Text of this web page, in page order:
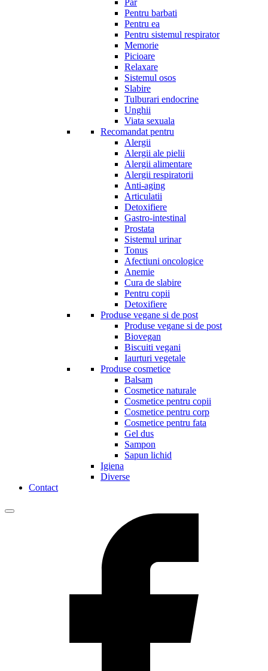
Par
Pentru barbati
Pentru ea
Pentru sistemul respirator
Memorie
Picioare
Relaxare
Sistemul osos
Slabire
Tulburari endocrine
Unghii
Viata sexuala
Recomandat pentru
Alergii
Alergii ale pielii
Alergii alimentare
Alergii respiratorii
Anti-aging
Articulatii
Detoxifiere
Gastro-intestinal
Prostata
Sistemul urinar
Tonus
Afectiuni oncologice
Anemie
Cura de slabire
Pentru copii
Detoxifiere
Produse vegane si de post
Produse vegane si de post
Biovegan
Biscuiti vegani
Iaurturi vegetale
Produse cosmetice
Balsam
Cosmetice naturale
Cosmetice pentru copii
Cosmetice pentru corp
Cosmetice pentru fata
Gel dus
Sampon
Sapun lichid
Igiena
Diverse
Contact